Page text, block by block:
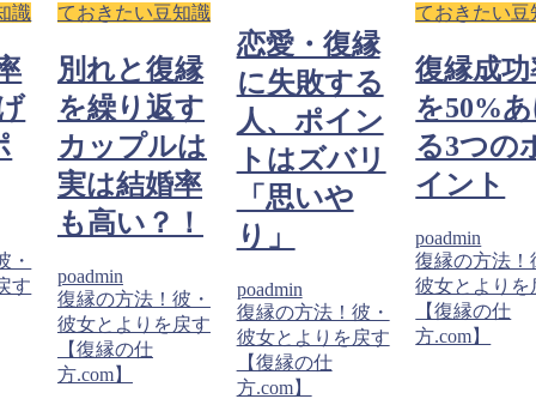
識
・
す
ておきたい豆知識
別れと復縁
を繰り返す
カップルは
実は結婚率
も高い？！
poadmin
復縁の方法！彼・
彼女とよりを戻す
【復縁の仕
方.com】
恋愛・復縁
に失敗する
人、ポイン
トはズバリ
「思いや
り」
poadmin
復縁の方法！彼・
彼女とよりを戻す
【復縁の仕
方.com】
ておきたい豆
復縁成
を50%
る3つの
イント
poadmin
復縁の方法！
彼女とよりを
【復縁の仕
方.com】